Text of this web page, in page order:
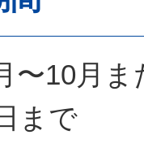
〜10月
まで